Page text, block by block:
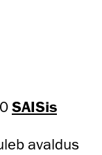
SAISis
avaldus